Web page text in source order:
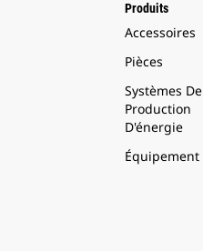
Produits
Accessoires
Pièces
Systèmes De
Production
D'énergie
Équipement